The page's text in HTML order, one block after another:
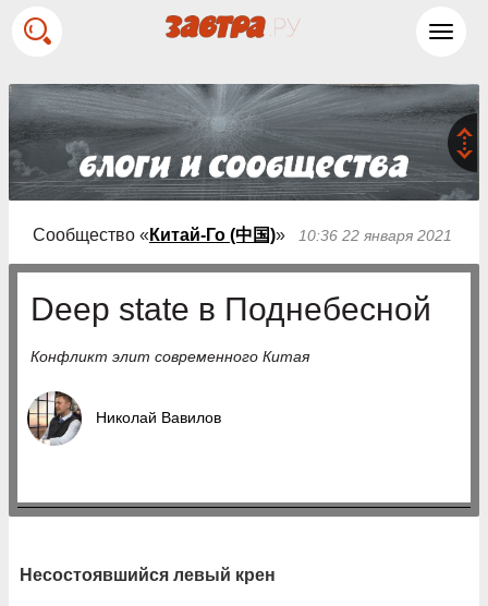
Сообщество « Китай-Го (中国)» 10:36 22 января 2021
Deep state в Поднебесной
Конфликт элит современного Китая
Николай Вавилов
Несостоявшийся левый крен